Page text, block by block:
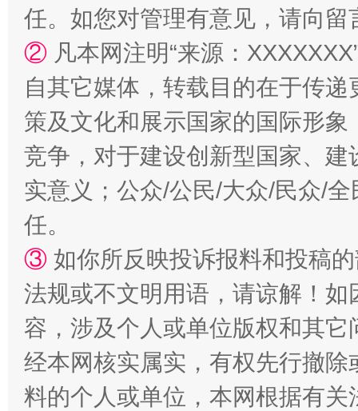
国家大学科技园优化重塑工作
任。如您对管理有意见，请向
② 凡本网注明“来源：
自其它媒体，转载目的在于传
策及文化和展示国家的国际形
竞争，对于建设创新型国家、
实意义；公众/公民/大众/民众/
任。
③ 如你所反映投诉报料和投稿
法规或不文明用语，请谅解！
容，涉及个人或单位版权和其它
经本网核实属实，有权先行撤
料的个人或单位，本网根据有